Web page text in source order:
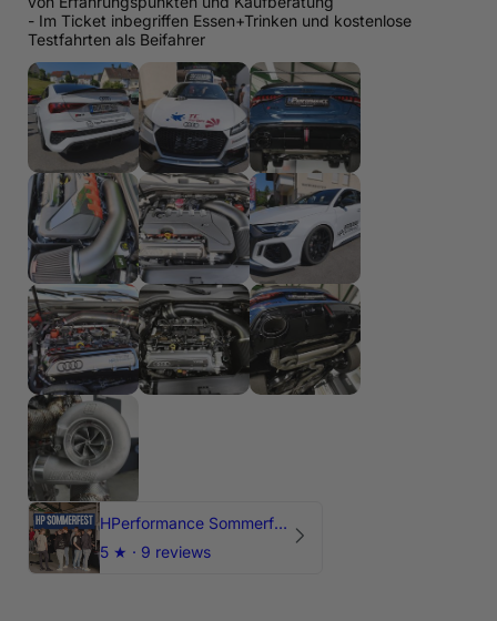
- Im Ticket inbegriffen Essen+Trinken und kostenlose
Testfahrten als Beifahrer
HPerformance Sommerfest 2026
5 ★ · 9 reviews